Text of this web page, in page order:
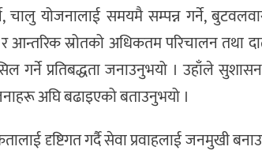
चालु योजनालाई समयमै सम्पन्न गर्ने,
स्रोतको अधिकतम परिचालन तथा
प्रतिबद्धता जनाउनुभयो । उहाँले सुशासन,
अघि बढाइएको बताउनुभयो ।
दृष्टिगत गर्दै सेवा प्रवाहलाई जनमुखी